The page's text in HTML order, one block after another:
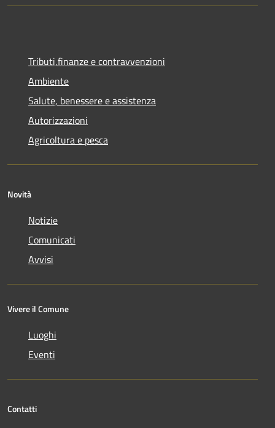
Tributi,finanze e contravvenzioni
Ambiente
Salute, benessere e assistenza
Autorizzazioni
Agricoltura e pesca
Novità
Notizie
Comunicati
Avvisi
Vivere il Comune
Luoghi
Eventi
Contatti